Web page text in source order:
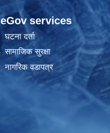
eGov services
घटना दर्ता
सामाजिक सुरक्षा
नागरिक वडापत्र